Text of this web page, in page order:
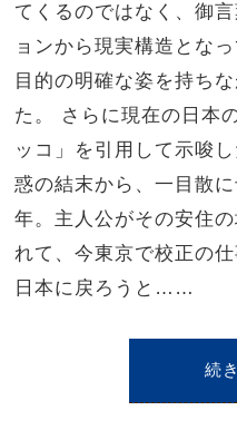
てくるのではなく、御
ョンから現実構造とな
目的の明確な姿を持ち
た。 さらに現在の日本
ッコ」を引用して示唆
惑の結末から、一目散
年。主人公がその安住
れて、今東京で校正の
日本に戻ろうと……
続